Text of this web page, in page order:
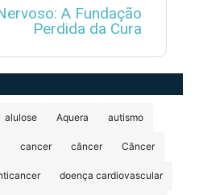
A Fundação
Perdida da Cura
alulose Aquera autismo
cancer câncer Cãncer
doença cardiovascular